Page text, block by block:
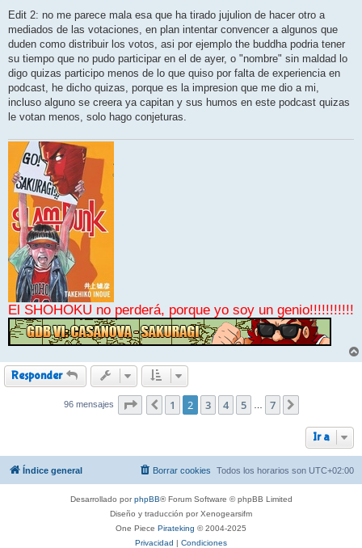
Edit 2: no me parece mala esa que ha tirado jujulion de hacer otro a
mediados de las votaciones, en plan intentar convencer a algunos que
duden como distribuir los votos, asi por ejemplo the buddha podria tener
su tiempo que no pudo participar en el de ayer, o "nombre" sin maldad lo
digo quizas participo menos de lo que quiso por falta de experiencia en
podcast, he dicho quizas, porque es la impresion que me dio a mi,
incluso alguno se creera ya capitan y sus humos en este podcast quizas
le votan menos, solo hago conjeturas.
El SHOHOKU no perderá, porque yo soy un genio!!!!!!!!!!!
Responder
96 mensajes Página2 de
Anterior
1 2 3 4 5 7
Ir a
Índice general Todos los horarios son UTC+02:00
Borrar cookies
Desarrollado porphpBB® Forum Software © phpBB Limited
Diseño y traducción por Xenogearsifm
One Piece Pirateking © 2004-2025
Privacidad | Condiciones